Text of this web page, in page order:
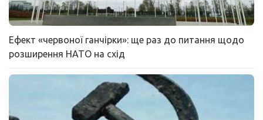
Ефект «червоної ганчірки»: ще раз до питання щодо
розширення НАТО на схід